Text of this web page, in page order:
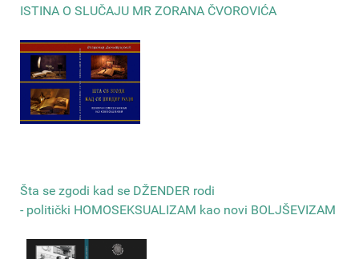
ISTINA O SLUČAJU MR ZORANA ČVOROVIĆA
Šta se zgodi kad se DŽENDER rodi
- politički HOMOSEKSUALIZAM kao novi BOLJŠEVIZAM